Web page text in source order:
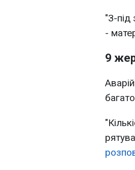
"З-під
-
9